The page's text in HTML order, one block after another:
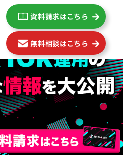
資料請求はこちら
無料相談はこちら